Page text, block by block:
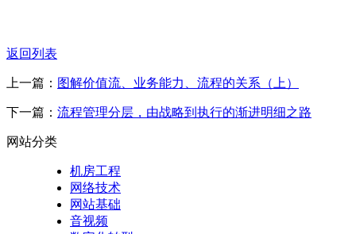
返回列表
上一篇： 图解价值流、业务能力、流程的关系（上）
下一篇： 流程管理分层，由战略到执行的渐进明细之路
网站分类
机房工程
网络技术
网站基础
音视频